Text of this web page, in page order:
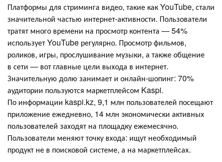
Платформы для стриминга видео, такие как YouTube, стали
значительной частью интернет-активности. Пользователи
тратят много времени на просмотр контента — 54%
использует YouTube регулярно. Просмотр фильмов,
роликов, игры, прослушивание музыки, а также общение
в сети — вот главные цели выхода в интернет.
Значительную долю занимает и онлайн-шопинг: 70%
аудитории пользуются маркетплейсом Kaspi.
По информации kaspi.kz, 9,1 млн пользователей посещают
приложение ежедневно, 14 млн экономически активных
пользователей заходят на площадку ежемесячно.
Пользователи меняют точку входа: ищут необходимый
продукт не в поисковой системе, а на маркетплейсах.